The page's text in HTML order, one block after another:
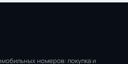
номеров: покупка и